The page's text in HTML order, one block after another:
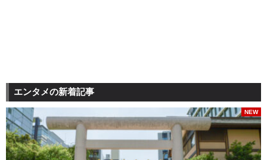
エンタメの新着記事
NEW